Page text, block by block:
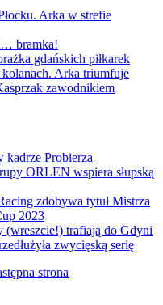
Arka w strefie
bramka!
gdańskich piłkarek
Arka triumfuje
zawodnikiem
kadrze Probierza
ORLEN wspiera słupską
zdobywa tytuł Mistrza
2023
(wreszcie!) trafiają do Gdyni
zwycięską serię
strona